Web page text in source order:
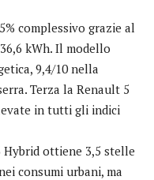
complessivo grazie al
kWh. Il modello
9,4/10 nella
Terza la Renault 5
in tutti gli indici
ottiene 3,5 stelle
consumi urbani, ma